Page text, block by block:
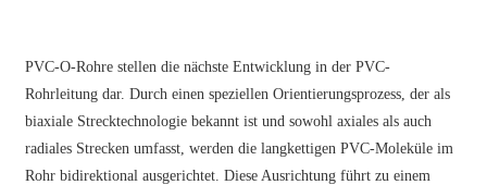
PVC-O-Rohre stellen die nächste Entwicklung in der PVC-
Rohrleitung dar. Durch einen speziellen Orientierungsprozess, der als
biaxiale Strecktechnologie bekannt ist und sowohl axiales als auch
radiales Strecken umfasst, werden die langkettigen PVC-Moleküle im
Rohr bidirektional ausgerichtet. Diese Ausrichtung führt zu einem